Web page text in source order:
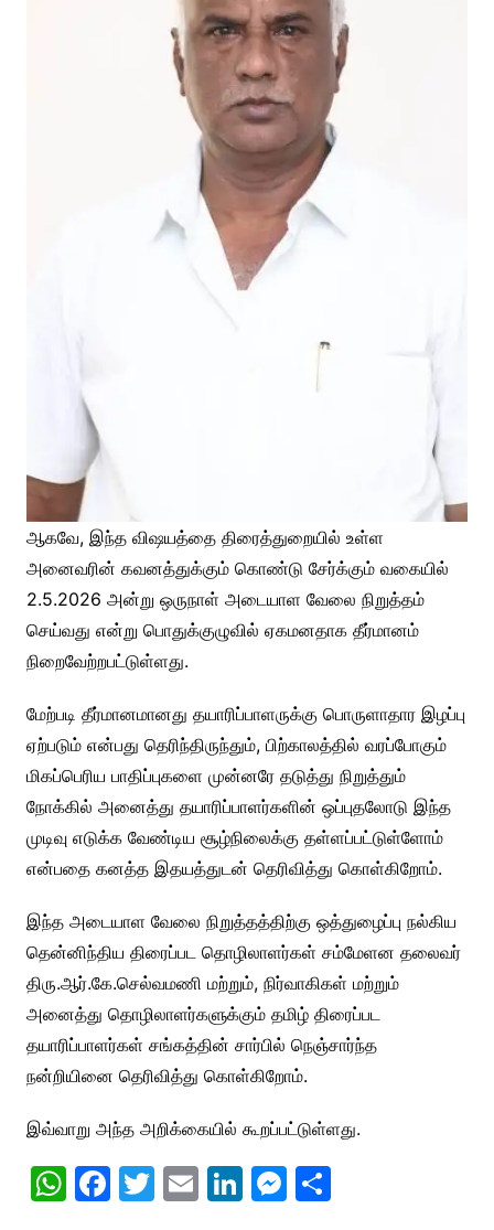
ஆகவே, இந்த விஷயத்தை திரைத்துறையில் உள்ள
அனைவரின் கவனத்துக்கும் கொண்டு சேர்க்கும் வகையில்
2.5.2026 அன்று ஒருநாள் அடையாள வேலை நிறுத்தம்
செய்வது என்று பொதுக்குழுவில் ஏகமனதாக தீர்மானம்
நிறைவேற்றபட்டுள்ளது.
மேற்படி தீர்மானமானது தயாரிப்பாளருக்கு பொருளாதார இழப்பு
ஏற்படும் என்பது தெரிந்திருந்தும், பிற்காலத்தில் வரப்போகும்
மிகப்பெரிய பாதிப்புகளை முன்னரே தடுத்து நிறுத்தும்
நோக்கில் அனைத்து தயாரிப்பாளர்களின் ஒப்புதலோடு இந்த
முடிவு எடுக்க வேண்டிய சூழ்நிலைக்கு தள்ளப்பட்டுள்ளோம்
என்பதை கனத்த இதயத்துடன் தெரிவித்து கொள்கிறோம்.
இந்த அடையாள வேலை நிறுத்தத்திற்கு ஒத்துழைப்பு நல்கிய
தென்னிந்திய திரைப்பட தொழிலாளர்கள் சம்மேளன தலைவர்
திரு.ஆர்.கே.செல்வமணி மற்றும், நிர்வாகிகள் மற்றும்
அனைத்து தொழிலாளர்களுக்கும் தமிழ் திரைப்பட
தயாரிப்பாளர்கள் சங்கத்தின் சார்பில் நெஞ்சார்ந்த
நன்றியினை தெரிவித்து கொள்கிறோம்.
இவ்வாறு அந்த அறிக்கையில் கூறப்பட்டுள்ளது.
W F T E Li M S